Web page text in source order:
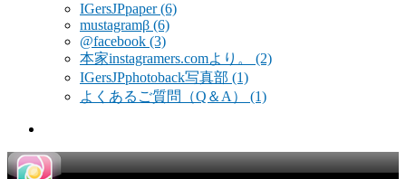
IGersJPpaper(6)
mustagramβ (6)
@facebook (3)
本家instagramers.comより。 (2)
IGersJPphotoback写真部 (1)
よくあるご質問（Q＆A） (1)